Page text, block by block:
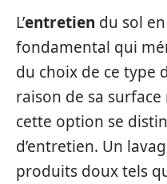
L’entretien du sol
fondamental qui
du choix de ce type
raison de sa
cette option se
d’entretien. Un
produits doux tels